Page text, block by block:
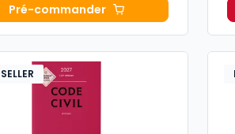
Pré-commanderMémento Comptable 2027 à